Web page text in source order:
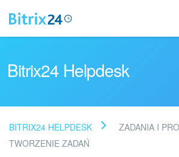
Przeczytaj FAQ
Bitrix24 Helpdesk
BITRIX24 HELPDESK
ZADANIA I
TWORZENIE ZADAŃ